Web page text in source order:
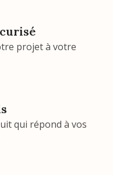
projet à votre
qui répond à vos